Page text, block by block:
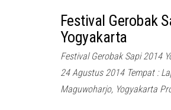
Festival Gerobak
Yogyakarta
Festival Gerobak Sapi 2014
24 Agustus 2014 Tempat :
Maguwoharjo, Yogyakarta